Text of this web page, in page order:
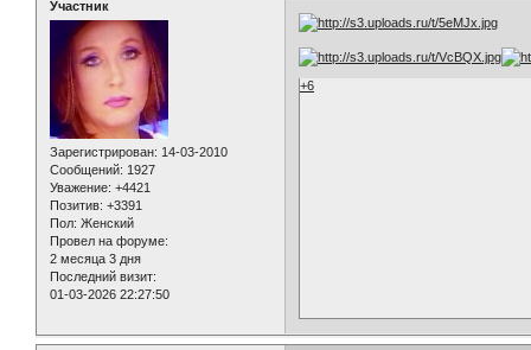
Участник
Зарегистрирован: 14-03-2010
Сообщений: 1927
Уважение: +4421
Позитив: +3391
Пол: Женский
Провел на форуме:
2 месяца 3 дня
Последний визит:
01-03-2026 22:27:50
+6